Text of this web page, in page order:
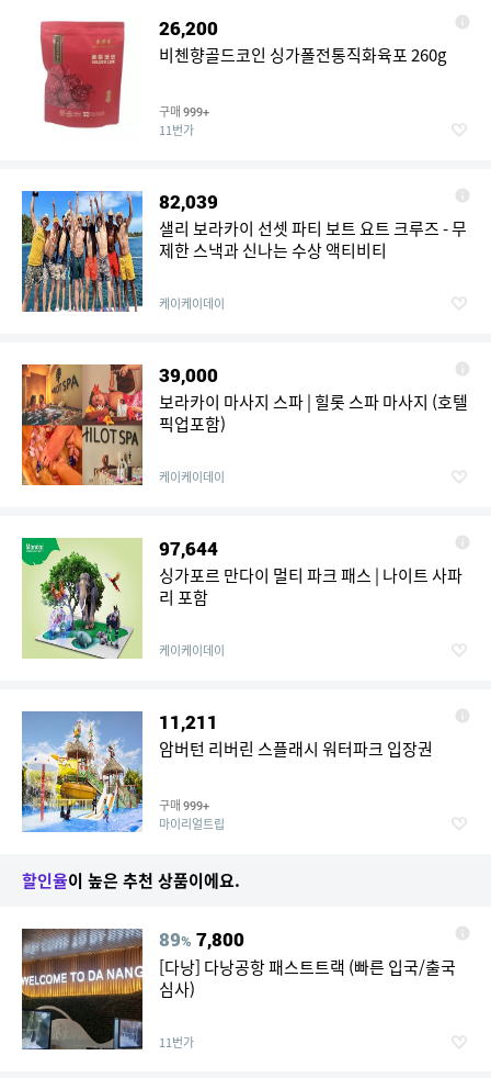
26,200
비첸향골드코인 싱가폴전통직화육포 260g
구매 999+
11번가
82,039
샐리 보라카이 선셋 파티 보트 요트 크루즈 - 무
제한 스낵과 신나는 수상 액티비티
케이케이데이
39,000
보라카이 마사지 스파 | 힐롯 스파 마사지 (호텔
픽업포함)
케이케이데이
97,644
싱가포르 만다이 멀티 파크 패스 | 나이트 사파
리 포함
케이케이데이
11,211
암버턴 리버린 스플래시 워터파크 입장권
구매 999+
마이리얼트립
할인율이 높은 추천 상품이에요.
89% 7,800
[다낭] 다낭공항 패스트트랙 (빠른 입국/출국
심사)
11번가